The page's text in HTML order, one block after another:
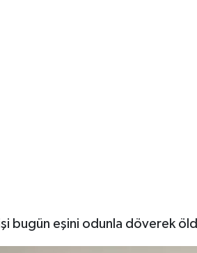
bugün eşini odunla döverek